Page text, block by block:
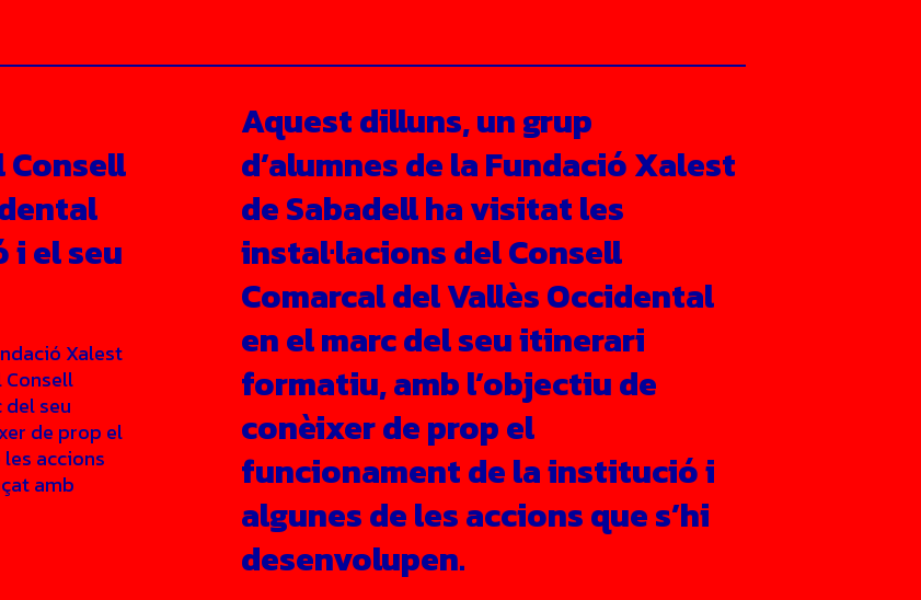
el seu
Xalest
Consell
seu
de prop el
accions
amb
Aquest dilluns, un grup
d’alumnes de la Fundació Xalest
de Sabadell ha visitat les
instal·lacions del Consell
Comarcal del Vallès Occidental
en el marc del seu itinerari
formatiu, amb l’objectiu de
conèixer de prop el
funcionament de la institució i
algunes de les accions que s’hi
desenvolupen.